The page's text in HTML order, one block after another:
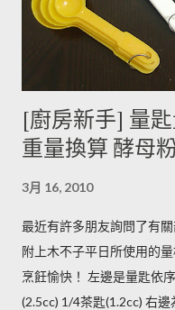
薯應該如何正確儲藏？ 1.
生物鹼。 2. 別放進冰箱冷
烹煮變黑的情形較常溫儲
木不子誤解《食物與廚藝
意義，請大家掠過這段說
較容易發黑，但是目前還
淨蒸熟，接著再依據料理
凍。必須注意的是，在馬
所以解凍馬鈴薯塊時馬鈴
度不同，可依料理需求選
將馬鈴薯壓成泥，可以改
[廚房新手] 量
重量換算 酵母
3月 16, 2010
最近有許多朋友詢問了有
附上木不子平日所使用的
烹飪愉快！ 左邊是量匙依
(2.5cc) 1/4茶匙(1.2cc) 右